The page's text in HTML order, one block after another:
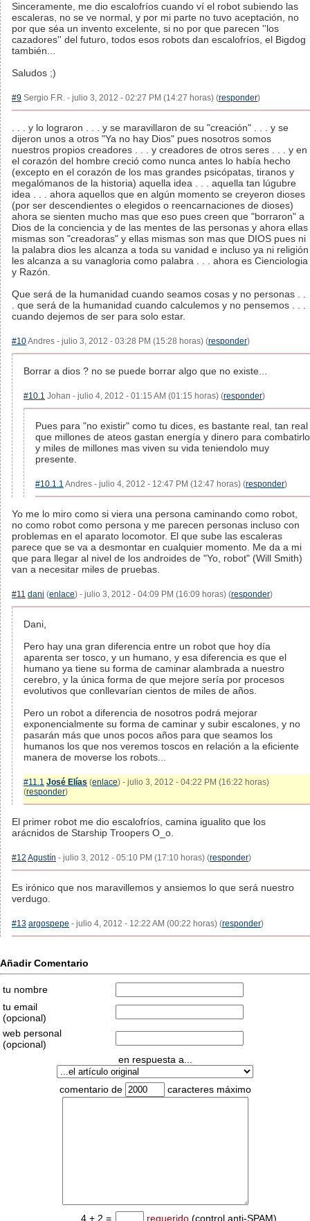
Sinceramente, me dio escalofríos cuando ví el robot subiendo las
escaleras, no se ve normal, y por mi parte no tuvo aceptación, no
por que séa un invento excelente, si no por que parecen ''los
cazadores'' del futuro, todos esos robots dan escalofríos, el Bigdog
también...
Saludos ;)
#9 Sergio F.R. - julio 3, 2012 - 02:27 PM (14:27 horas) (responder)
. . . y lo lograron . . . y se maravillaron de su "creación" . . . y se
dijeron unos a otros "Ya no hay Dios" pues nosotros somos
nuestros propios creadores . . . y creadores de otros seres . . . y en
el corazón del hombre creció como nunca antes lo había hecho
(excepto en el corazón de los mas grandes psicópatas, tiranos y
megalómanos de la historia) aquella idea . . . aquella tan lúgubre
idea . . . ahora aquellos que en algún momento se creyeron dioses
(por ser descendientes o elegidos o reencarnaciones de dioses)
ahora se sienten mucho mas que eso pues creen que "borraron" a
Dios de la conciencia y de las mentes de las personas y ahora ellas
mismas son "creadoras" y ellas mismas son mas que DIOS pues ni
la palabra dios les alcanza a toda su vanidad e incluso ya ni religión
les alcanza a su vanagloria como palabra . . . ahora es Cienciologia
y Razón.
Que será de la humanidad cuando seamos cosas y no personas . .
. que será de la humanidad cuando calculemos y no pensemos . . .
cuando dejemos de ser para solo estar.
#10Andres - julio 3, 2012 - 03:28 PM (15:28 horas) (responder)
Borrar a dios ? no se puede borrar algo que no existe...
#10.1 Johan - julio 4, 2012 - 01:15 AM (01:15 horas) (responder)
Pues para "no existir" como tu dices, es bastante real, tan real
que millones de ateos gastan energía y dinero para combatirlo
y miles de millones mas viven su vida teniendolo muy
presente.
#10.1.1 Andres - julio 4, 2012 - 12:47 PM (12:47 horas) (responder)
Yo me lo miro como si viera una persona caminando como robot,
no como robot como persona y me parecen personas incluso con
problemas en el aparato locomotor. El que sube las escaleras
parece que se va a desmontar en cualquier momento. Me da a mi
que para llegar al nivel de los androides de "Yo, robot" (Will Smith)
van a necesitar miles de pruebas.
#11 dani (enlace) - julio 3, 2012 - 04:09 PM (16:09 horas) (responder)
Dani,
Pero hay una gran diferencia entre un robot que hoy día
aparenta ser tosco, y un humano, y esa diferencia es que el
humano ya tiene su forma de caminar alambrada a nuestro
cerebro, y la única forma de que mejore sería por procesos
evolutivos que conllevarían cientos de miles de años.
Pero un robot a diferencia de nosotros podrá mejorar
exponencialmente su forma de caminar y subir escalones, y no
pasarán más que unos pocos años para que seamos los
humanos los que nos veremos toscos en relación a la eficiente
manera de moverse los robots...
#11.1 José Elías (enlace) - julio 3, 2012 - 04:22 PM (16:22 horas)
(responder)
El primer robot me dio escalofríos, camina igualito que los
arácnidos de Starship Troopers O_o.
#12 Agustín - julio 3, 2012 - 05:10 PM (17:10 horas) (responder)
Es irónico que nos maravillemos y ansiemos lo que será nuestro
verdugo.
#13 argospepe - julio 4, 2012 - 12:22 AM (00:22 horas) (responder)
Añadir Comentario
tu nombre
tu email
(opcional)
web personal
(opcional)
en respuesta a...
comentario de caracteres máximo
4 + 2 = requerido (control anti-SPAM)